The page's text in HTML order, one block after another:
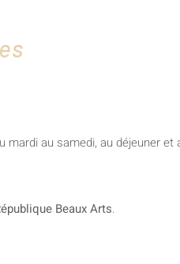
mardi au samedi, au déjeuner et
Beaux Arts.